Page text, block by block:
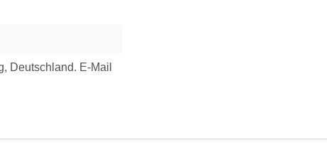
Deutschland. E-Mail